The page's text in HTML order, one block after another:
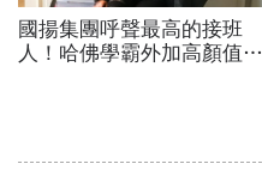
國揚集團呼聲最高的接班
人！哈佛學霸外加高顏值